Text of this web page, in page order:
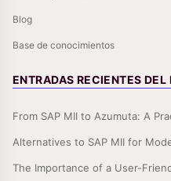
Blog
Base de conocimientos
ENTRADAS RECIENTES DEL
From SAP MII to Azumuta: A
Alternatives to SAP MII for
The Importance of a User-